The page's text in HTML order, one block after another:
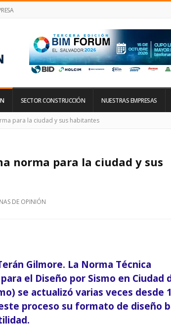
SECTOR CONSTRUCCIÓN NUESTRAS EMPRESAS
para la ciudad y sus habitantes
norma para la ciudad y sus
DE OPINIÓN
Gilmore. La Norma Técnica
el Diseño por Sismo en Ciudad
se actualizó varias veces desde
proceso su formato de diseño